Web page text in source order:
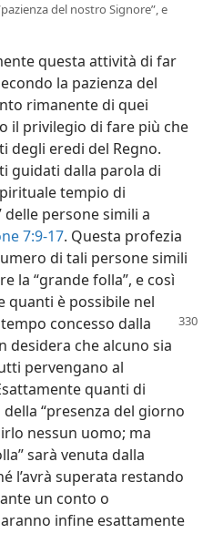
del nostro Signore”, e
questa attività di far
la pazienza del
rimanente di quei
il privilegio di fare più che
degli eredi del Regno.
guidati dalla parola di
tempio di
delle persone simili a
7:9-17. Questa profezia
di tali persone simili
la “grande folla”, e così
quanti è possibile nel
concesso dalla
desidera che alcuno sia
pervengano al
quanti di
“presenza del giorno
nessun uomo; ma
sarà venuta dalla
l’avrà superata restando
un conto o
infine esattamente